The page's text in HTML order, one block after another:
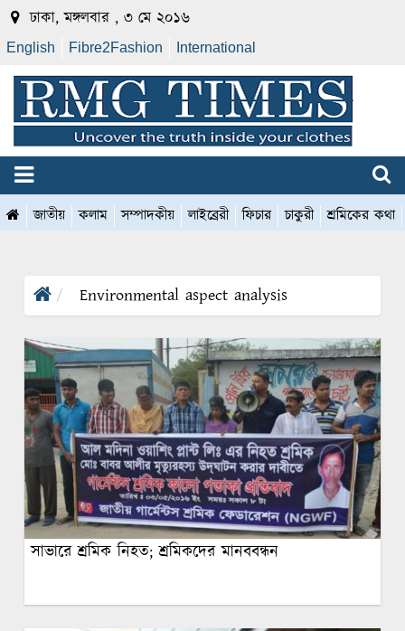
ঢাকা, মঙ্গলবার , ৩ মে ২০১৬
English Fibre2Fashion International
জাতীয় কলাম সম্পাদকীয় লাইব্রেরী ফিচার চাকুরী শ্রমিকের কথা
Environmental aspect analysis
সাভারে শ্রমিক নিহত; শ্রমিকদের মানববন্ধন